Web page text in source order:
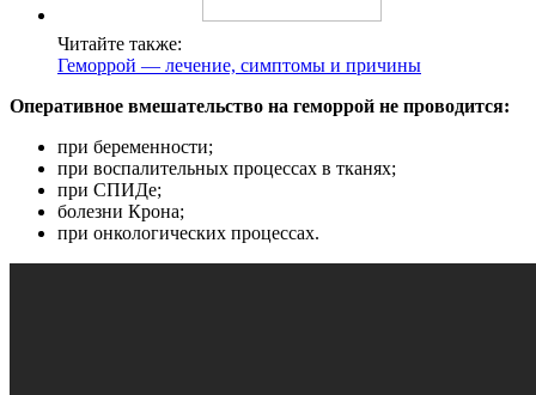
Читайте также:
Геморрой — лечение, симптомы и причины
Оперативное вмешательство на геморрой не проводится:
при беременности;
при воспалительных процессах в тканях;
при СПИДе;
болезни Крона;
при онкологических процессах.